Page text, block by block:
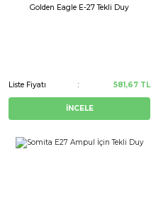
Golden Eagle E-27 Tekli Duy
Liste Fiyatı 581,67 TL
İNCELE